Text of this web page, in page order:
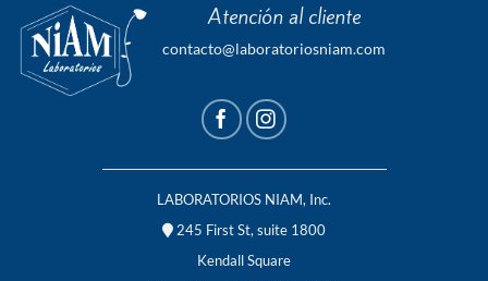
Atención al cliente
contacto@laboratoriosniam.com
LABORATORIOS NIAM, Inc.
245 First St, suite 1800
Kendall Square